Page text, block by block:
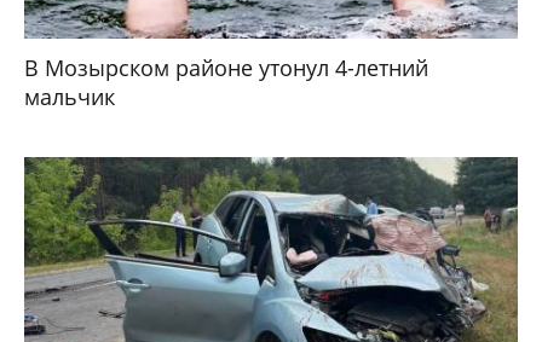
В Мозырском районе утонул 4-летний
мальчик